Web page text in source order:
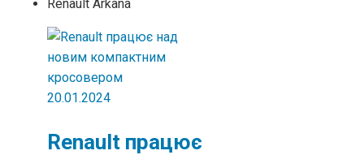
Renault Arkana
20.01.2024
Renault працює